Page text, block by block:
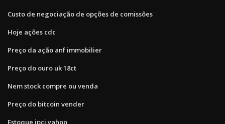
Custo de negociação de opções de comissões
Hoje ações cdc
Preço da ação anf immobilier
Preço do ouro uk 18ct
Nem stock compre ou venda
Preço do bitcoin vender
Estoque ipci yahoo